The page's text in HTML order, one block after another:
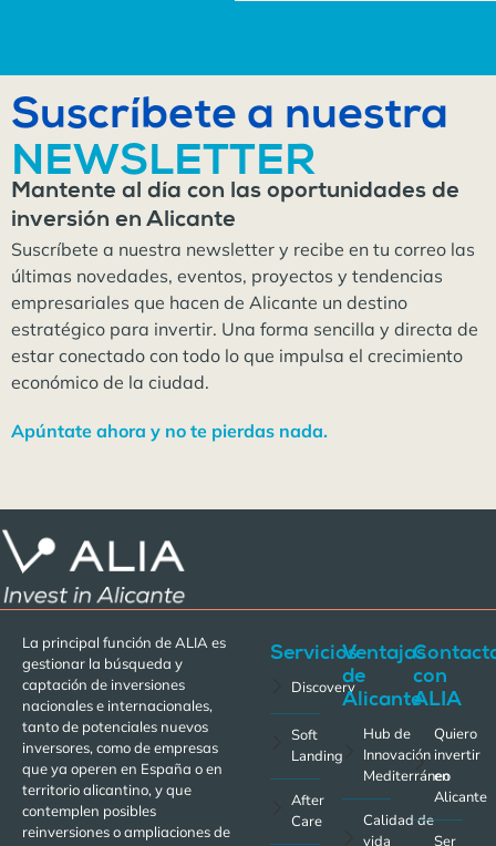
Suscríbete a nuestra
NEWSLETTER
Mantente al día con las oportunidades de
inversión en Alicante
Suscríbete a nuestra newsletter y recibe en tu correo las
últimas novedades, eventos, proyectos y tendencias
empresariales que hacen de Alicante un destino
estratégico para invertir. Una forma sencilla y directa de
estar conectado con todo lo que impulsa el crecimiento
económico de la ciudad.
Apúntate ahora y no te pierdas nada.
La principal función de ALIA es
gestionar la búsqueda y
captación de inversiones
nacionales e internacionales,
tanto de potenciales nuevos
inversores, como de empresas
que ya operen en España o en
territorio alicantino, y que
contemplen posibles
reinversiones o ampliaciones de
Servicios
Discovery
Soft
Landing
After
Care
Ventajas
de
Alicante
Hub de
Innovación
Mediterráneo
Calidad de
vida
con
ALIA
Quiero
invertir
en
Alicante
Ser